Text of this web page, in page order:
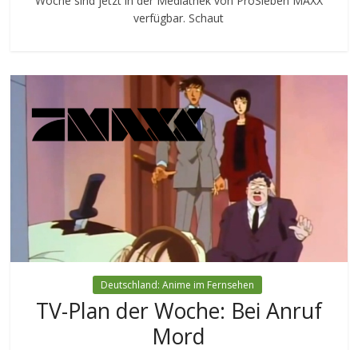
verfügbar. Schaut
Deutschland: Anime im Fernsehen
TV-Plan der Woche: Bei Anruf
Mord